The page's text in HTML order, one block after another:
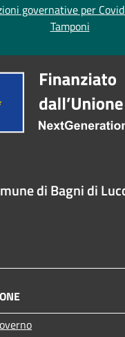
governative per
Tamponi
di Bagni di